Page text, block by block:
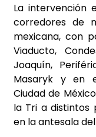
La intervención
corredores de
mexicana, con
Viaducto,
Joaquín,
Masaryk y en
Ciudad de
la Tri a distintos
en la antesala